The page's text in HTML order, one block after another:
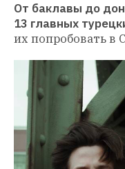
От баклавы до
13 главных
их попробовать в